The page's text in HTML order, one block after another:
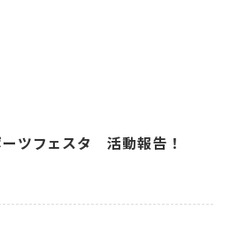
ツフェスタ 活動報告！